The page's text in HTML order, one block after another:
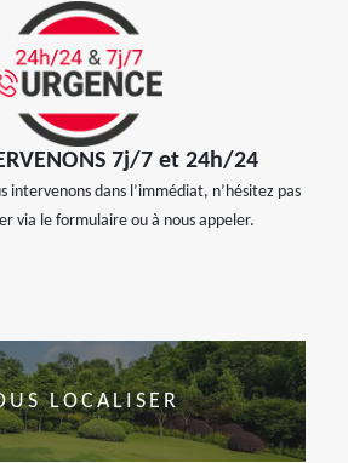
7j/7 et 24h/24
intervenons dans l’immédiat, n’hésitez pas
via le formulaire ou à nous appeler.
LOCALISER